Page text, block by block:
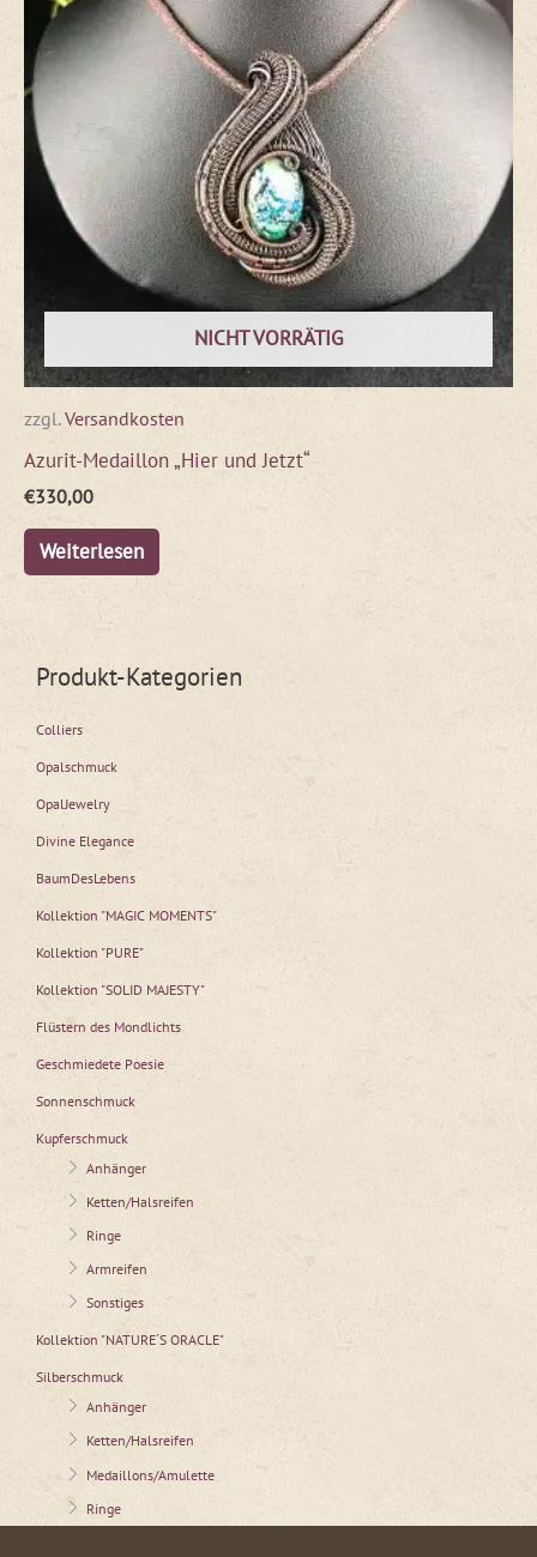
NICHT VORRÄTIG
zzgl.Versandkosten
Azurit-Medaillon „Hier und Jetzt“
€330,00
Weiterlesen
Produkt-Kategorien
Colliers
Opalschmuck
OpalJewelry
Divine Elegance
BaumDesLebens
Kollektion "MAGIC MOMENTS"
Kollektion "PURE"
Kollektion "SOLID MAJESTY"
Flüstern des Mondlichts
Geschmiedete Poesie
Sonnenschmuck
Kupferschmuck
Anhänger
Ketten/Halsreifen
Ringe
Armreifen
Sonstiges
Kollektion "NATURE´S ORACLE"
Silberschmuck
Anhänger
Ketten/Halsreifen
Medaillons/Amulette
Ringe